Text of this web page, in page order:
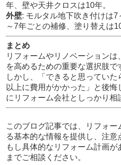
年、壁や天井クロスは10年。
外壁: モルタル地下吹き付けは
～7年ごとの補修、塗り替えは
まとめ
リフォームやリノベーション
を高めるための重要な選択肢で
しかし、「できると思ってい
以上に費用がかかった」と後
にリフォーム会社としっかり相
このブログ記事では、リフォ
る基本的な情報を提供し、注意
もし具体的なリフォーム計画
までご相談ください。